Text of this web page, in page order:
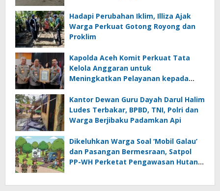
Hadapi Perubahan Iklim, Illiza Ajak
Warga Perkuat Gotong Royong dan
Proklim
Kapolda Aceh Komit Perkuat Tata
Kelola Anggaran untuk
Meningkatkan Pelayanan kepada
Kantor Dewan Guru Dayah Darul Halim
Ludes Terbakar, BPBD, TNI, Polri dan
Warga Berjibaku Padamkan Api
Dikeluhkan Warga Soal ‘Mobil Galau’
dan Pasangan Bermesraan, Satpol
PP-WH Perketat Pengawasan Hutan